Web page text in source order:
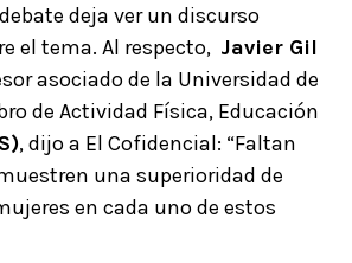
deja ver un discurso
el tema. Al respecto, Javier Gil
asociado de la Universidad de
de Actividad Física, Educación
, dijo a El Cofidencial: “Faltan
una superioridad de
en cada uno de estos